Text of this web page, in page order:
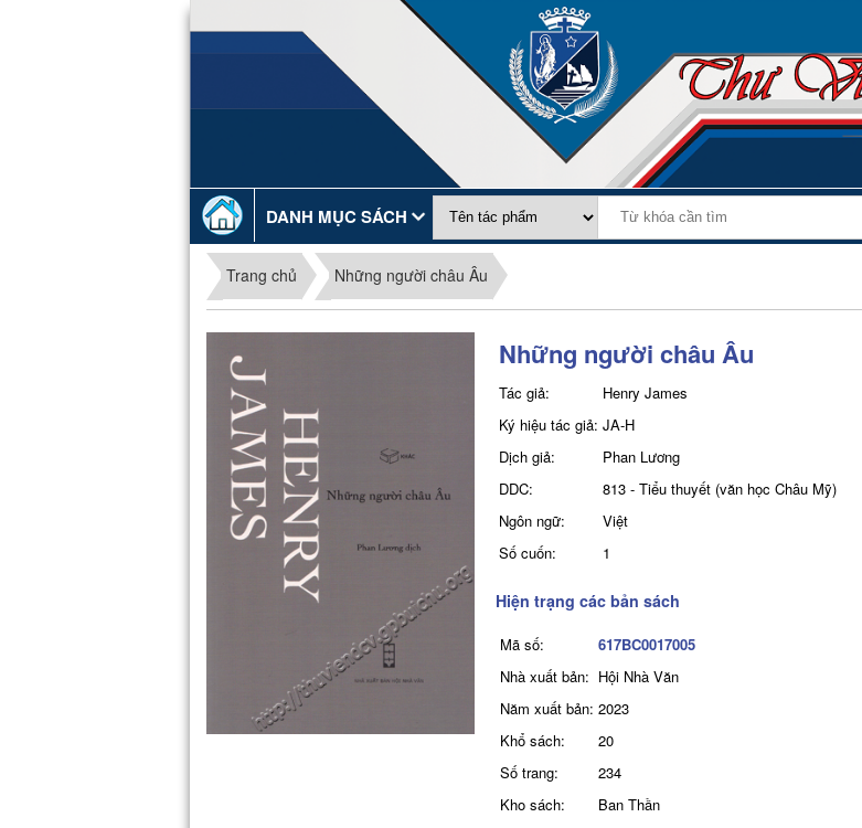
DANH MỤC SÁCH
Trang chủ Những người châu Âu
Những người châu Âu
Tác giả:
Henry James
Ký hiệu tác giả: JA-H
Dịch giả:
Phan Lương
DDC:
813 - Tiểu thuyết (văn học Châu Mỹ)
Ngôn ngữ:
Việt
Số cuốn:
1
Hiện trạng các bản sách
Mã số:
617BC0017005
Nhà xuất bản: Hội Nhà Văn
Năm xuất bản: 2023
Khổ sách:
20
Số trang:
234
Kho sách:
Ban Thần